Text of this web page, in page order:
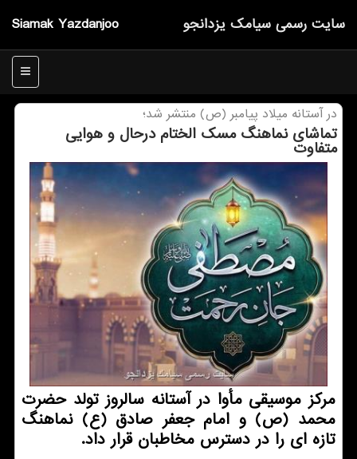
Siamak Yazdanjoo سایت رسمی سیامك یزدانجو
منو
در آستانه میلاد پیامبر (ص) منتشر شد؛
تماشای نماهنگ مسک الختام درحال و هوایی
متفاوت
مرکز موسیقی مأوا در آستانه سالروز تولد حضرت
محمد (ص) و امام جعفر صادق (ع) نماهنگ
تازه ای را در دسترس مخاطبان قرار داد.